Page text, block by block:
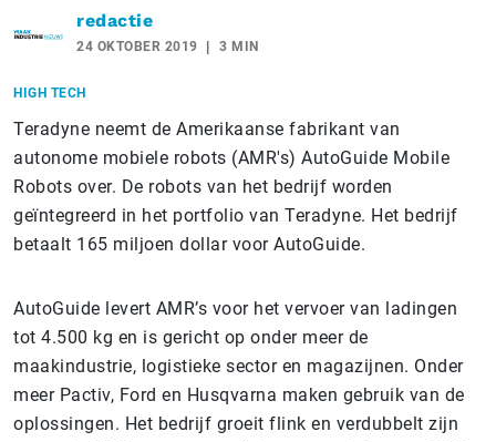
redactie
24 OKTOBER 2019 3 MIN
HIGH TECH
Teradyne neemt de Amerikaanse fabrikant van
autonome mobiele robots (AMR's) AutoGuide Mobile
Robots over. De robots van het bedrijf worden
geïntegreerd in het portfolio van Teradyne. Het bedrijf
betaalt 165 miljoen dollar voor AutoGuide.
AutoGuide levert AMR’s voor het vervoer van ladingen
tot 4.500 kg en is gericht op onder meer de
maakindustrie, logistieke sector en magazijnen. Onder
meer Pactiv, Ford en Husqvarna maken gebruik van de
oplossingen. Het bedrijf groeit flink en verdubbelt zijn